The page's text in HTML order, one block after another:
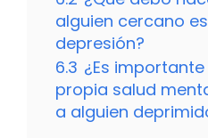
alguien cercano
depresión?
6.3 ¿Es
propia salud
a alguien